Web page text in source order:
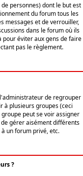
personnes) dont le but est
du forum tous les
messages et de verrouiller,
dans le forum où ils
éviter aux gens de faire
pas le règlement.
de regrouper
à plusieurs groupes (ceci
peut se voir assigner
gérer aisément différents
un forum privé, etc.
?